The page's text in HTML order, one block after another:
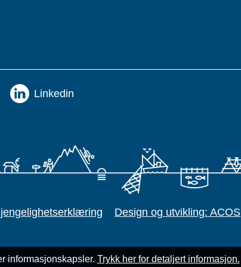
Linkedin
Design og utvikling: ACOS
informasjonskapsler. Trykk her for detaljert informasjon.